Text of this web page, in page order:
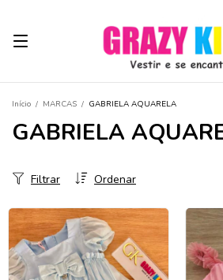
Início / MARCAS / GABRIELA AQUARELA
GABRIELA
Ordenar
Filtrar